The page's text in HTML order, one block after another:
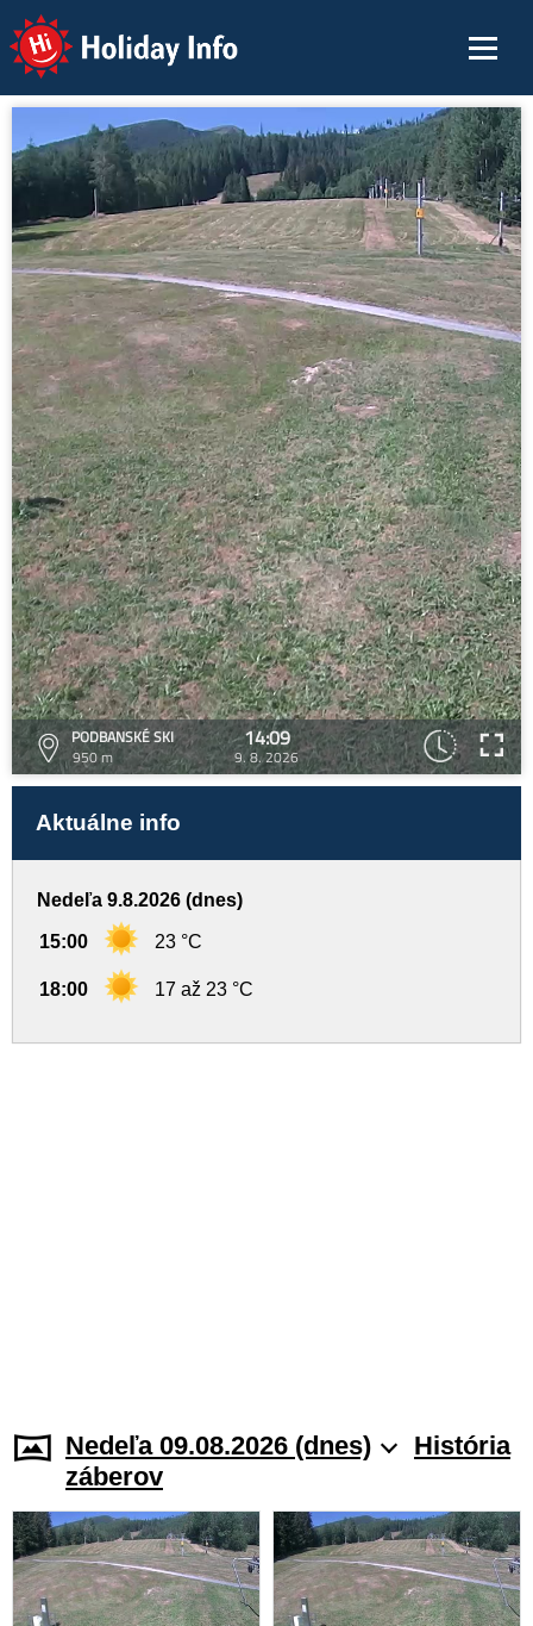
Holiday Info
PODBANSKÉ SKI
950 m
14:09
9. 8. 2026
Aktuálne info
Nedeľa 9.8.2026 (dnes)
15:00 23 °C
18:00 17 až 23 °C
Nedeľa 09.08.2026 (dnes)
História
záberov